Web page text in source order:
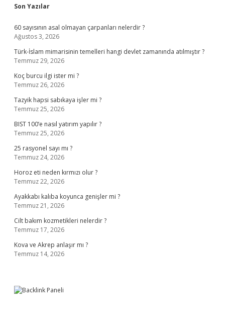
Sidebar
Son Yazılar
60 sayısının asal olmayan çarpanları nelerdir ?
Ağustos 3, 2026
Türk-İslam mimarisinin temelleri hangi devlet zamanında atılmıştır ?
Temmuz 29, 2026
Koç burcu ilgi ister mi ?
Temmuz 26, 2026
Tazyik hapsi sabıkaya işler mi ?
Temmuz 25, 2026
BIST 100’e nasıl yatırım yapılır ?
Temmuz 25, 2026
25 rasyonel sayı mı ?
Temmuz 24, 2026
Horoz eti neden kırmızı olur ?
Temmuz 22, 2026
Ayakkabı kalıba koyunca genişler mi ?
Temmuz 21, 2026
Cilt bakım kozmetikleri nelerdir ?
Temmuz 17, 2026
Kova ve Akrep anlaşır mı ?
Temmuz 14, 2026